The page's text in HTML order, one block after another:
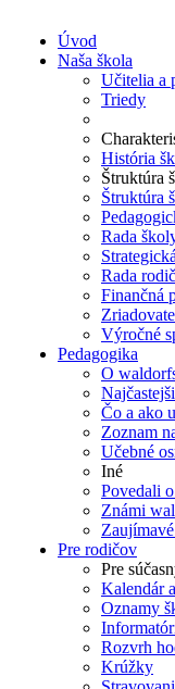
Úvod
Naša škola
Učitelia a
Triedy
História
Štruktúra
Štruktúra
Rada
Rada
Finančná
Výročné
Pedagogika
O
Čo a ako
Zoznam
Učebné
Iné
Povedali
Známi
Pre rodičov
Pre
Kalendár
Oznamy
Rozvrh
Krúžky